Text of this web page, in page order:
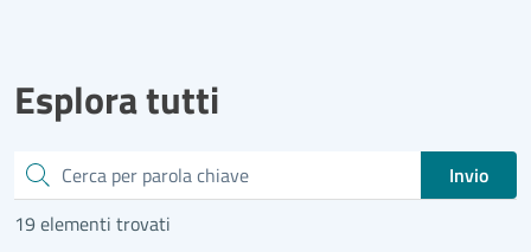
Esplora tutti
Cerca
Invio
19 elementi trovati